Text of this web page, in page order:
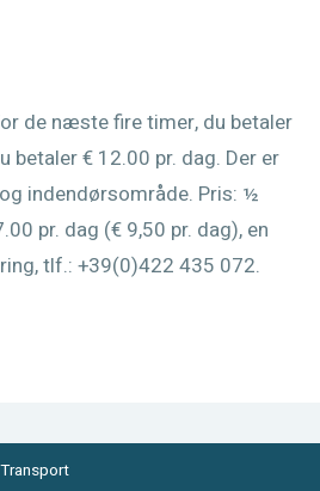
de næste fire timer, du betaler
betaler € 12.00 pr. dag. Der er
indendørsområde. Pris: ½
pr. dag (€ 9,50 pr. dag), en
tlf.: +39(0)422 435 072.
Transport